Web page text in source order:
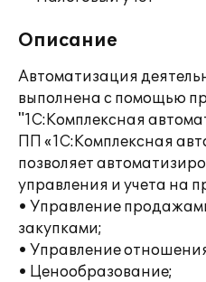
Описание
Автоматизация
выполнена с помощью
"1С:Комплексная
ПП «1С:Комплексная
позволяет
управления и учета на
• Управление
закупками;
• Управление
• Ценообразование;